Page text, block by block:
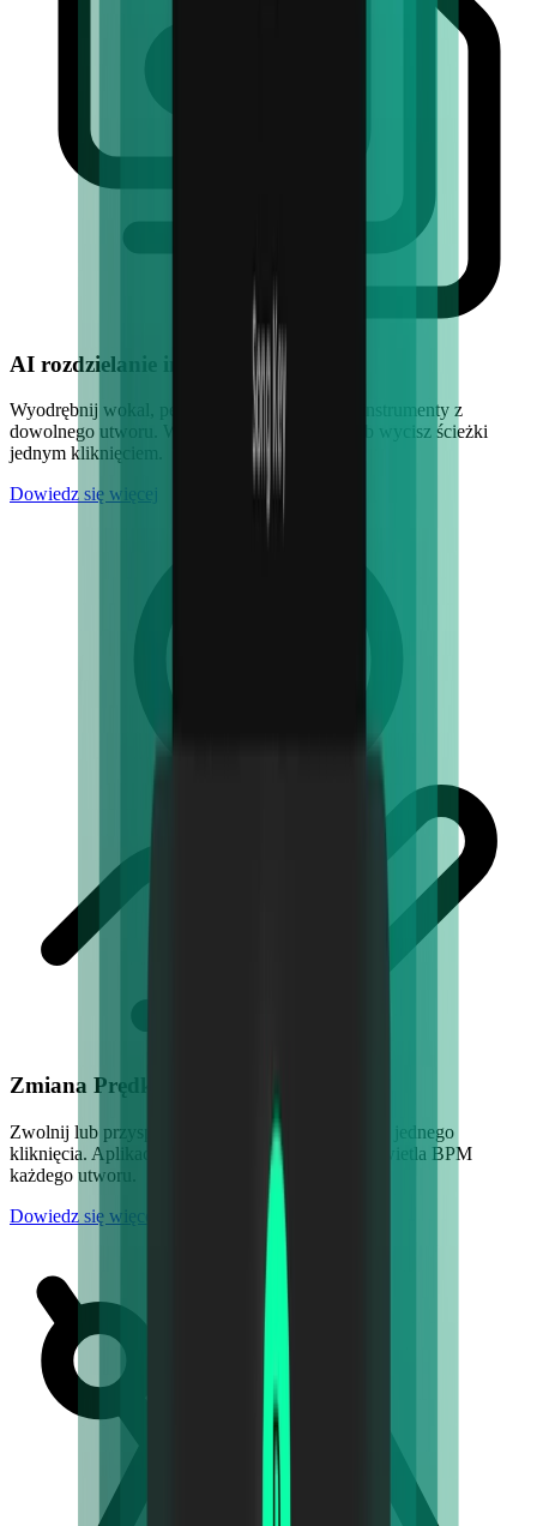
AI rozdzielanie instrumentów
Wyodrębnij wokal, perkusję, gitarę, bas i inne instrumenty z
dowolnego utworu. Wyodrębnij instrumenty lub wycisz ścieżki
jednym kliknięciem.
Dowiedz się więcej
Zmiana Prędkości Utworu
Zwolnij lub przyspiesz dowolny utwór za pomocą jednego
kliknięcia. Aplikacja natychmiast wykrywa i wyświetla BPM
każdego utworu.
Dowiedz się więcej